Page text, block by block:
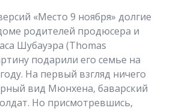
«Место 9 ноября» долгие
родителей продюсера и
Шубауэра (Thomas
подарили его семье на
На первый взгляд ничего
вид Мюнхена, баварский
Но присмотревшись,